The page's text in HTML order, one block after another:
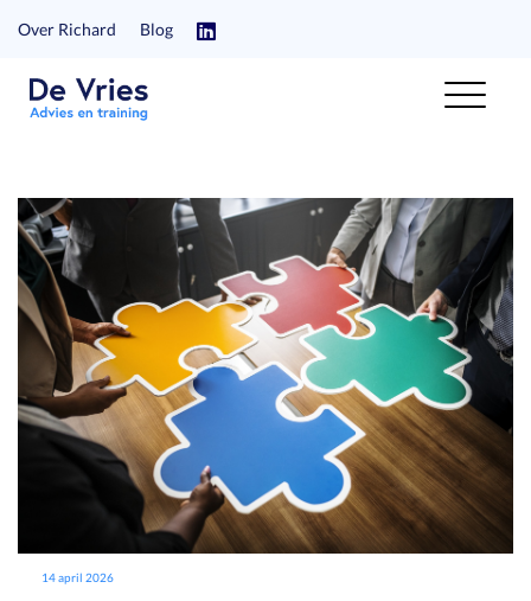
Over Richard Blog
14 april 2026